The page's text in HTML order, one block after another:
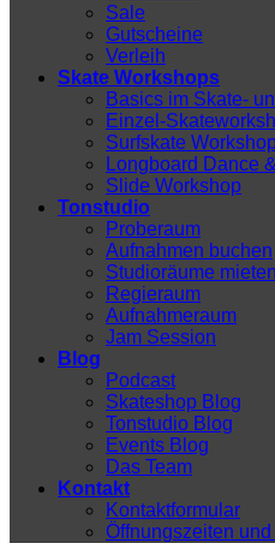
Sale
Gutscheine
Verleih
Skate Workshops
Basics im Skate-
Einzel-
Surfskate
Longboard Dance
Slide Workshop
Tonstudio
Proberaum
Aufnahmen buchen
Studioräume mieten
Regieraum
Aufnahmeraum
Jam Session
Blog
Podcast
Skateshop Blog
Tonstudio Blog
Events Blog
Das Team
Kontakt
Kontaktformular
Öffnungszeiten und